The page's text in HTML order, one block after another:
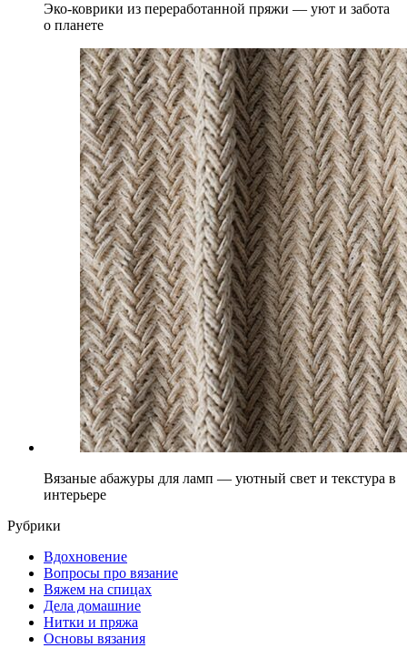
Эко-коврики из переработанной пряжи — уют и забота
о планете
Вязаные абажуры для ламп — уютный свет и текстура в
интерьере
Рубрики
Вдохновение
Вопросы про вязание
Вяжем на спицах
Дела домашние
Нитки и пряжа
Основы вязания